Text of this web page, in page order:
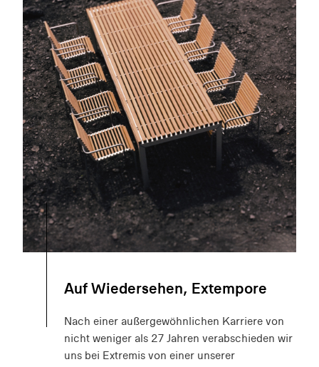
Auf Wiedersehen, Extempore
Nach einer außergewöhnlichen Karriere von
nicht weniger als 27 Jahren verabschieden wir
uns bei Extremis von einer unserer